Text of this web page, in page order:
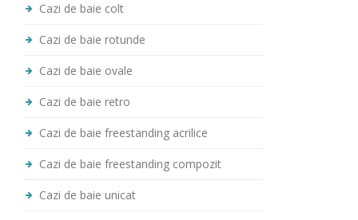
Cazi de baie colt
Cazi de baie rotunde
Cazi de baie ovale
Cazi de baie retro
Cazi de baie freestanding acrilice
Cazi de baie freestanding compozit
Cazi de baie unicat